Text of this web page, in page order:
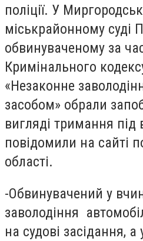
поліції. У
міськрайонному суді
обвинуваченому за
Кримінального
«Незаконне
засобом» обрали
вигляді тримання
повідомили на сайті
області.
-Обвинувачений у
заволодіння
на судові засідання, а